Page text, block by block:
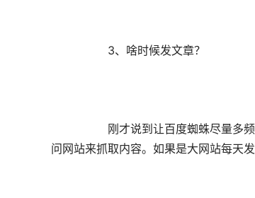
问网站来抓取内容。如果是大网站每天